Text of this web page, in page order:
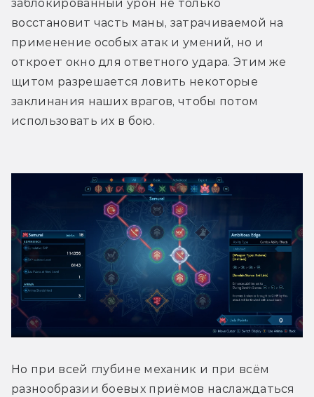
заблокированный урон не только
восстановит часть маны, затрачиваемой на
применение особых атак и умений, но и
откроет окно для ответного удара. Этим же
щитом разрешается ловить некоторые
заклинания наших врагов, чтобы потом
использовать их в бою.
Но при всей глубине механик и при всём
разнообразии боевых приёмов наслаждаться